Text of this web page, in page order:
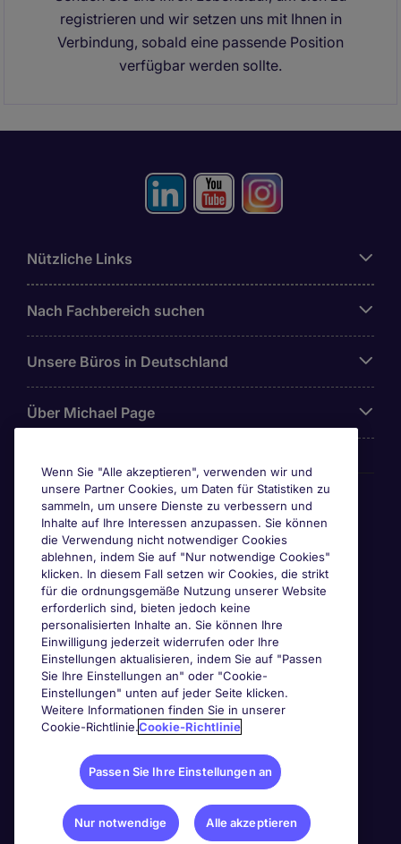
registrieren und wir setzen uns mit Ihnen in
Verbindung, sobald eine passende Position
verfügbar werden sollte.
Nützliche Links
Nach Fachbereich suchen
Unsere Büros in Deutschland
Über Michael Page
Awards & Zertifizierungen
Wenn Sie "Alle akzeptieren", verwenden wir und
unsere Partner Cookies, um Daten für Statistiken zu
sammeln, um unsere Dienste zu verbessern und
Inhalte auf Ihre Interessen anzupassen. Sie können
die Verwendung nicht notwendiger Cookies
ablehnen, indem Sie auf "Nur notwendige Cookies"
klicken. In diesem Fall setzen wir Cookies, die strikt
für die ordnungsgemäße Nutzung unserer Website
erforderlich sind, bieten jedoch keine
personalisierten Inhalte an. Sie können Ihre
Einwilligung jederzeit widerrufen oder Ihre
Einstellungen aktualisieren, indem Sie auf "Passen
Sie Ihre Einstellungen an" oder "Cookie-
Einstellungen" unten auf jeder Seite klicken.
Weitere Informationen finden Sie in unserer
Cookie-Richtlinie.Cookie-Richtlinie
Passen Sie Ihre Einstellungen an
Nur notwendige Alle akzeptieren